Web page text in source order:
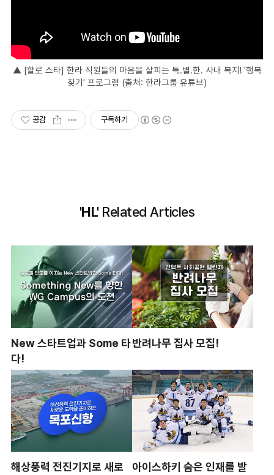
▲ [할로 스타] 한라 직원들의 마음을 살피는 특.별.한. 사내 복지! '행복
찾기' 프로그램 (출처: 한라그룹 유튜브)
공감 구독하기
'HL'Related Articles
New 스타트업과 Some 타
다!
반려나무 집사 모집!
해상풍력 전진기지로 새로
아이스하키 숨은 인재를 발